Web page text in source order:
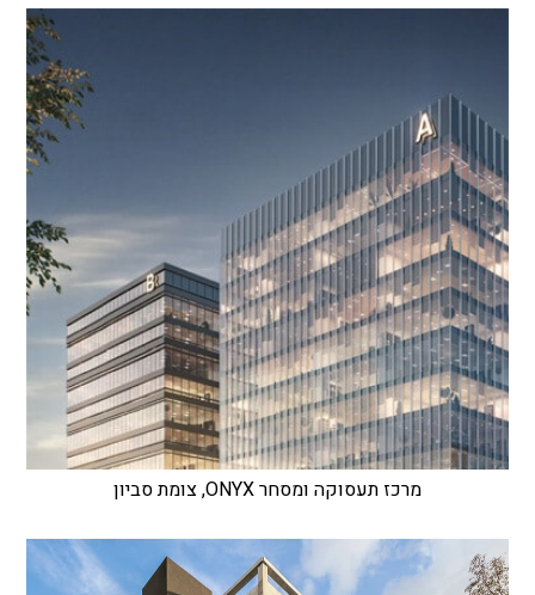
מרכז תעסוקה ומסחר ONYX, צומת סביון